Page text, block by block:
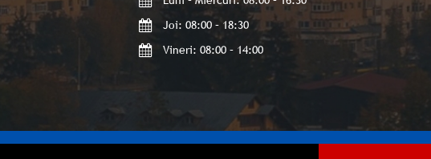
Joi: 08:00 – 18:30
Vineri: 08:00 – 14:00